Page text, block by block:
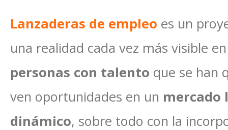
Lanzaderas de empleo es un
una realidad cada vez más visible
personas con talento que se han
ven oportunidades en un
dinámico, sobre todo con la